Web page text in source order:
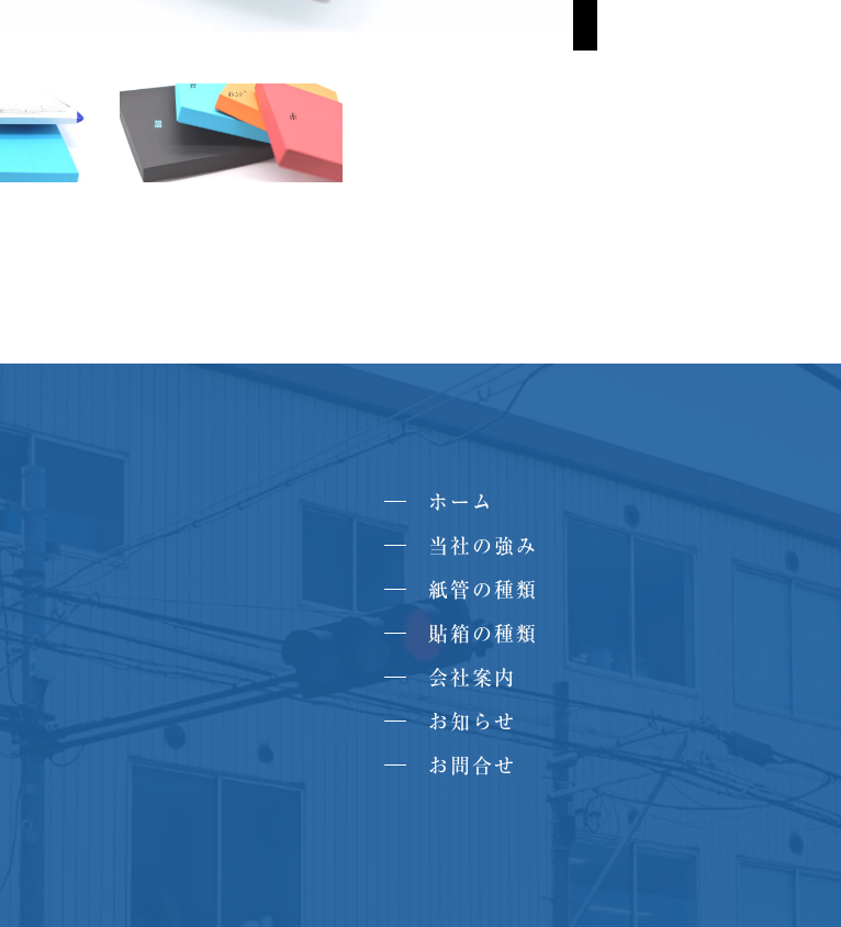
ホーム
当社の強み
紙管の種類
貼箱の種類
会社案内
お知らせ
お問合せ